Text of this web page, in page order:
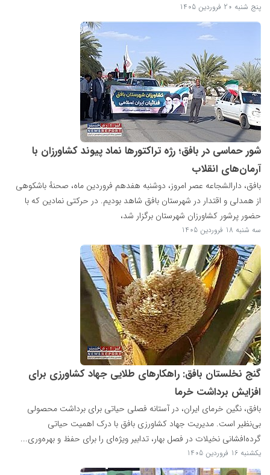
پنج شنبه 20 فروردین 1405
شور حماسی در بافق؛ رژه تراکتورها نماد پیوند کشاورزان با
آرمان‌های انقلاب
بافق، دارالشجاعه عصر امروز، دوشنبه هفدهم فروردین ماه، صحنهٔ باشکوهی
از همدلی و اقتدار در شهرستان بافق شاهد بودیم. در حرکتی نمادین که با
حضور پرشور کشاورزان شهرستان برگزار شد،
سه شنبه 18 فروردین 1405
گنج نخلستان بافق: راهکارهای طلایی جهاد کشاورزی برای
افزایش برداشت خرما
بافق، نگین خرمای ایران، در آستانه فصلی حیاتی برای برداشت محصولی
بی‌نظیر است. مدیریت جهاد کشاورزی بافق با درک اهمیت حیاتی
گرده‌افشانی نخیلات در فصل بهار، تدابیر ویژه‌ای را برای حفظ و بهره‌وری...
یکشنبه 16 فروردین 1405